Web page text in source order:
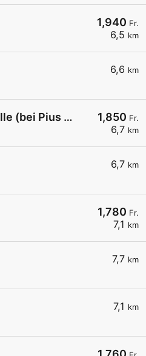
1,940 Fr.
6,5 km
6,6 km
1,850 Fr.
6,7 km
Ruedi Rüssel Tankstelle (bei Pius Weiss und Co. AG)
6,7 km
1,780 Fr.
7,1 km
7,7 km
7,1 km